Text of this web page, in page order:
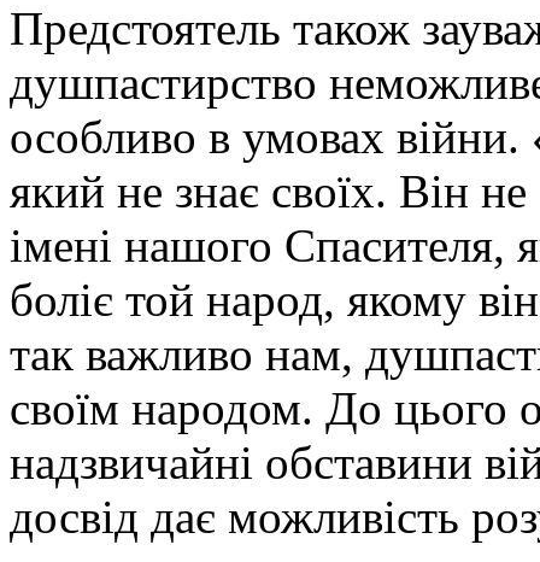
Предстоятель також
душпастирство
особливо в умовах
який не знає своїх. Він
імені нашого
боліє той народ, якому
так важливо нам,
своїм народом. До цього
надзвичайні обставини
досвід дає можливість